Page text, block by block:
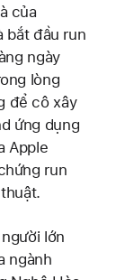
của
bắt đầu run
ngày
lòng
để cô xây
ứng dụng
Apple
run
lớn
ngành